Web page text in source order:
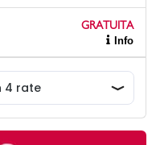
GRATUITA
Info